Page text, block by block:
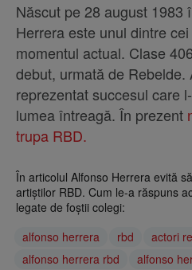
Născut pe 28 august 1983
Herrera este unul dintre
momentul actual. Clase
debut, urmată de
reprezentat succesul care
lumea întreagă. În prezent
trupa RBD.
În articolul Alfonso Herrera evită
artiștilor RBD. Cum le-a răspuns
legate de foștii colegi:
alfonso herrera
rbd actori
alfonso herrera rbd
alfonso